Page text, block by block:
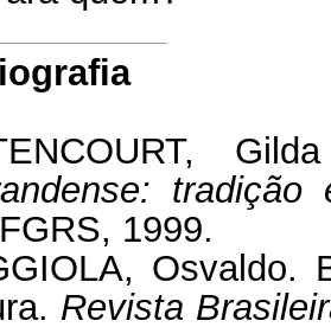
tradição
1999.
Osvaldo.
Revista